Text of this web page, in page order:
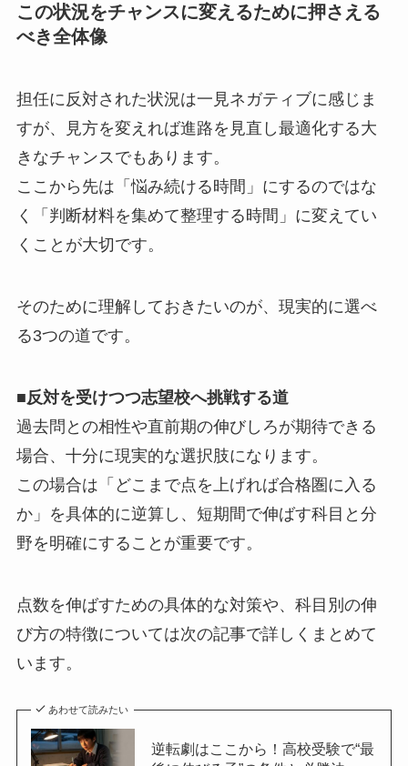
この状況をチャンスに変えるために押さえる
べき全体像
担任に反対された状況は一見ネガティブに感じま
すが、見方を変えれば進路を見直し最適化する大
きなチャンスでもあります。
ここから先は「悩み続ける時間」にするのではな
く「判断材料を集めて整理する時間」に変えてい
くことが大切です。
そのために理解しておきたいのが、現実的に選べ
る3つの道です。
■反対を受けつつ志望校へ挑戦する道
過去問との相性や直前期の伸びしろが期待できる
場合、十分に現実的な選択肢になります。
この場合は「どこまで点を上げれば合格圏に入る
か」を具体的に逆算し、短期間で伸ばす科目と分
野を明確にすることが重要です。
点数を伸ばすための具体的な対策や、科目別の伸
び方の特徴については次の記事で詳しくまとめて
います。
あわせて読みたい
逆転劇はここから！高校受験で“最